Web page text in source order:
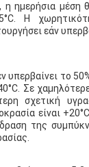
η ημερήσια μέση
Η
εάν
υπερβαίνει το
Σε
σχετική
είναι
της